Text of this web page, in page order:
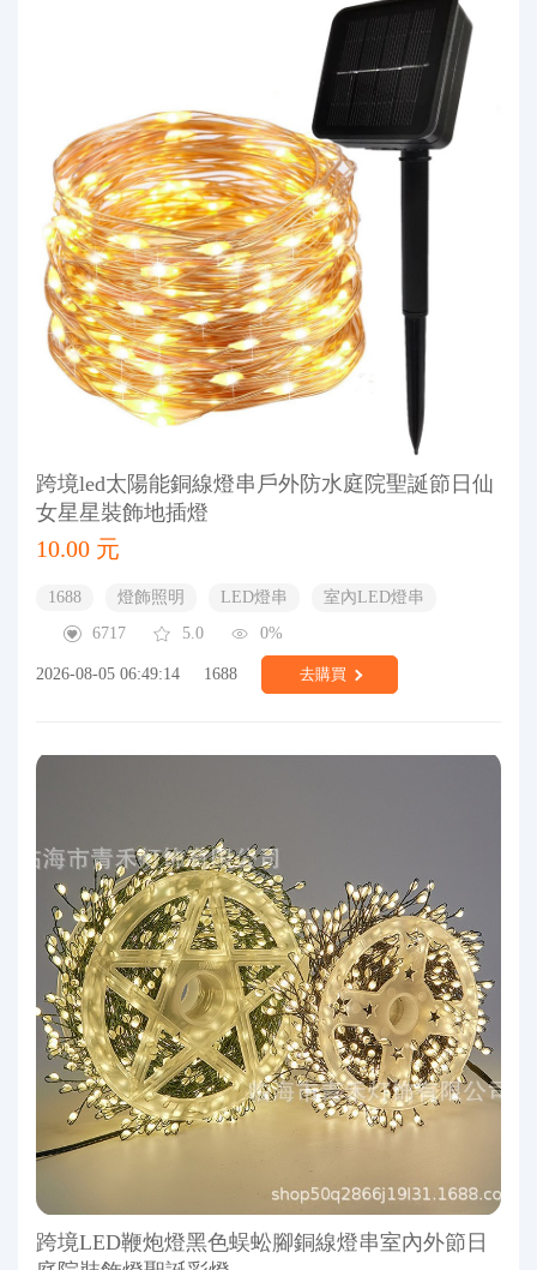
跨境led太陽能銅線燈串戶外防水庭院聖誕節日仙
女星星裝飾地插燈
10.00 元
1688 燈飾照明 LED燈串
室內LED燈串
6717
5.0 0%
2026-08-05 06:49:14 1688 去購買
跨境LED鞭炮燈黑色蜈蚣腳銅線燈串室內外節日